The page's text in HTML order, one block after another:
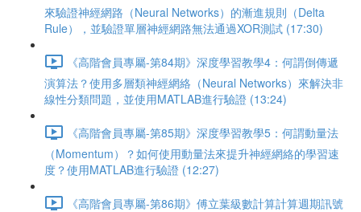
來驗證神經網路（Neural Networks）的漸進規則（Delta
Rule），並驗證單層神經網路無法通過XOR測試 (17:30)
《高階會員專屬-第84期》深度學習教學4：何謂倒傳遞
演算法？使用多層類神經網絡（Neural Networks）來解決非
線性分類問題，並使用MATLAB進行驗證 (13:24)
《高階會員專屬-第85期》深度學習教學5：何謂動量法
（Momentum）？如何使用動量法來提升神經網絡的學習速
度？使用MATLAB進行驗證 (12:27)
《高階會員專屬-第86期》傅立葉級數計算計算週期訊號